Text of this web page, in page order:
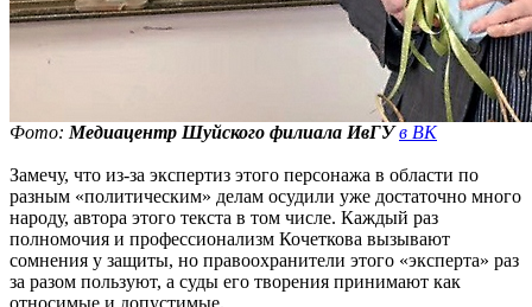
Фото: Медиацентр Шуйского филиала ИвГУ в ВК
Замечу, что из-за экспертиз этого персонажа в области по
разным «политическим» делам осудили уже достаточно много
народу, автора этого текста в том числе. Каждый раз
полномочия и профессионализм Кочеткова вызывают
сомнения у защиты, но правоохранители этого «эксперта» раз
за разом пользуют, а суды его творения принимают как